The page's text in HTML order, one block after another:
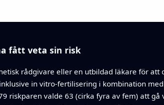
fått veta sin risk
rådgivare eller en utbildad läkare för
in vitro-fertilisering i kombination
riskparen valde 63 (cirka fyra av fem) att